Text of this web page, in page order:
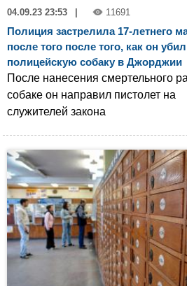
04.09.23 23:53 11691
Полиция застрелила 17-летнего
после того после того, как он убил
полицейскую собаку в Джорджии
После нанесения смертельного
собаке он направил пистолет на
служителей закона